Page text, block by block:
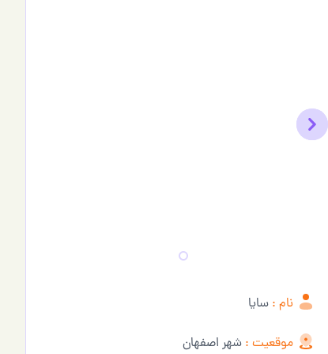
Previous
Next
نام : سایا
موقعیت : شهر اصفهان